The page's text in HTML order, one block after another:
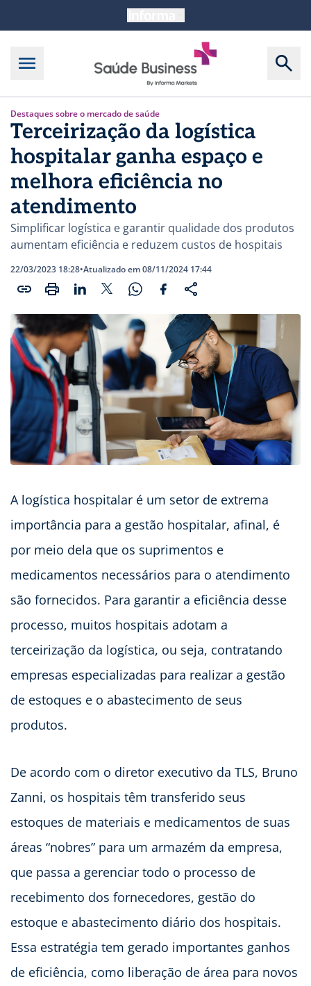
Destaques sobre o mercado de saúde
Terceirização da logística
hospitalar ganha espaço e
melhora eficiência no
atendimento
Simplificar logística e garantir qualidade dos produtos
aumentam eficiência e reduzem custos de hospitais
22/03/2023 18:28•Atualizado em 08/11/2024 17:44
A logística hospitalar é um setor de extrema
importância para a gestão hospitalar, afinal, é
por meio dela que os suprimentos e
medicamentos necessários para o atendimento
são fornecidos. Para garantir a eficiência desse
processo, muitos hospitais adotam a
terceirização da logística, ou seja, contratando
empresas especializadas para realizar a gestão
de estoques e o abastecimento de seus
produtos.
De acordo com o diretor executivo da TLS, Bruno
Zanni, os hospitais têm transferido seus
estoques de materiais e medicamentos de suas
áreas “nobres” para um armazém da empresa,
que passa a gerenciar todo o processo de
recebimento dos fornecedores, gestão do
estoque e abastecimento diário dos hospitais.
Essa estratégia tem gerado importantes ganhos
de eficiência, como liberação de área para novos